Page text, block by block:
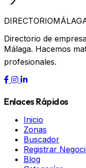
DIRECTORIO
Directorio de
Málaga. Hacemos
profesionales.
Enlaces Rápidos
Inicio
Zonas
Buscador
Registrar
Blog